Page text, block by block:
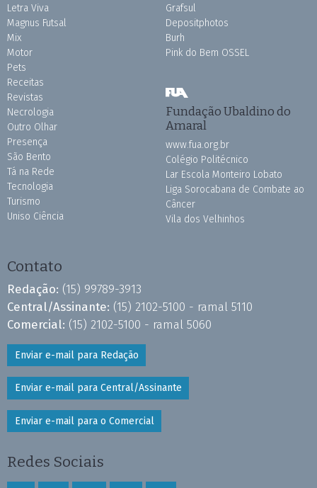
Letra Viva
Magnus Futsal
Mix
Motor
Pets
Receitas
Revistas
Necrologia
Outro Olhar
Presença
São Bento
Tá na Rede
Tecnologia
Turismo
Uniso Ciência
Grafsul
Depositphotos
Burh
Pink do Bem OSSEL
Fundação Ubaldino do
Amaral
www.fua.org.br
Colégio Politécnico
Lar Escola Monteiro Lobato
Liga Sorocabana de Combate ao
Câncer
Vila dos Velhinhos
Contato
Redação: (15) 99789-3913
Central/Assinante: (15) 2102-5100 - ramal 5110
Comercial: (15) 2102-5100 - ramal 5060
Enviar e-mail para Redação
Enviar e-mail para Central/Assinante
Enviar e-mail para o Comercial
Redes Sociais